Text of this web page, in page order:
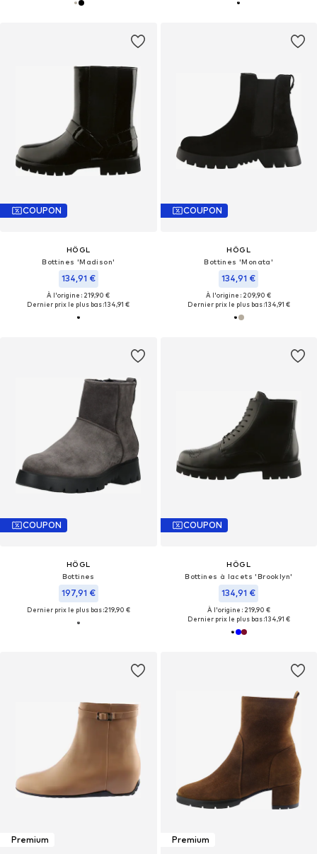
COUPON
HÖGL
Bottines 'Madison'
134,91 €
À l'origine : 219,90 €
Dernier prix le plus bas :134,91 €
COUPON
HÖGL
Bottines 'Monata'
134,91 €
À l'origine : 209,90 €
Dernier prix le plus bas :134,91 €
COUPON
HÖGL
Bottines
197,91 €
Dernier prix le plus bas :219,90 €
COUPON
HÖGL
Bottines à lacets 'Brooklyn'
134,91 €
À l'origine : 219,90 €
Dernier prix le plus bas :134,91 €
Premium Premium